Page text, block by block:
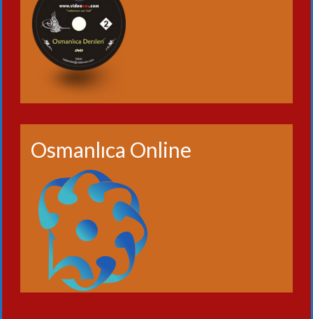
Osmanlıca Online